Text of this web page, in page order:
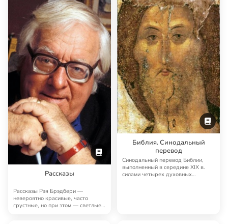
Рассказы
Рассказы Рэя Брэдбери —
невероятно красивые, часто
грустные, но при этом — светлые,
Библия. Синодальный
перевод
Синодальный перевод Библии,
выполненный в середине XIX в.
силами четырех духовных